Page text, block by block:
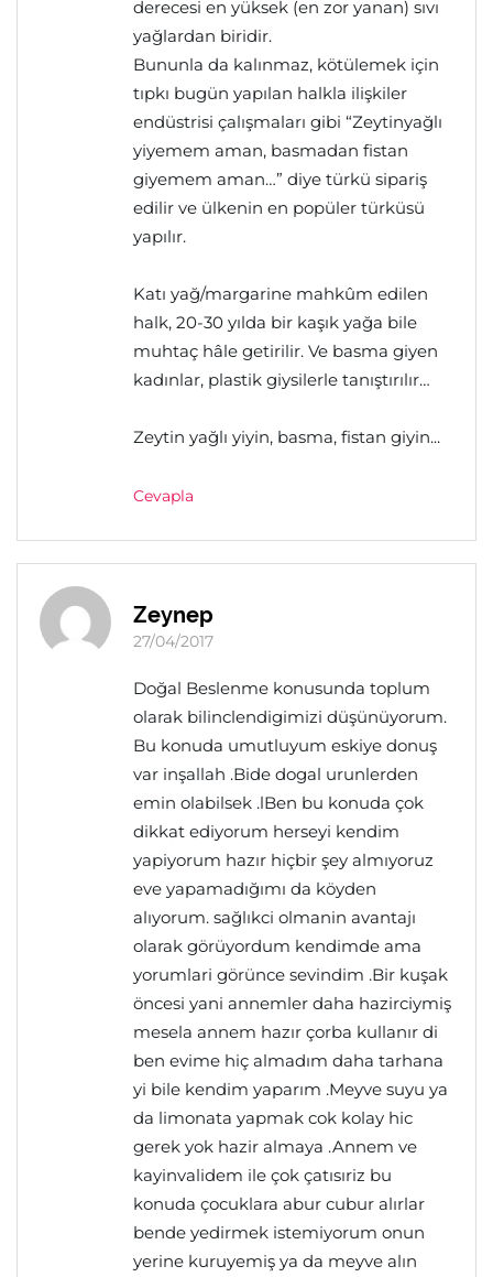
derecesi en yüksek (en zor yanan) sıvı
yağlardan biridir.
Bununla da kalınmaz, kötülemek için
tıpkı bugün yapılan halkla ilişkiler
endüstrisi çalışmaları gibi “Zeytinyağlı
yiyemem aman, basmadan fistan
giyemem aman…” diye türkü sipariş
edilir ve ülkenin en popüler türküsü
yapılır.
Katı yağ/margarine mahkûm edilen
halk, 20-30 yılda bir kaşık yağa bile
muhtaç hâle getirilir. Ve basma giyen
kadınlar, plastik giysilerle tanıştırılır…
Zeytin yağlı yiyin, basma, fistan giyin...
Cevapla
Zeynep
27/04/2017
Doğal Beslenme konusunda toplum
olarak bilinclendigimizi düşünüyorum.
Bu konuda umutluyum eskiye donuş
var inşallah .Bide dogal urunlerden
emin olabilsek .lBen bu konuda çok
dikkat ediyorum herseyi kendim
yapiyorum hazır hiçbir şey almıyoruz
eve yapamadığımı da köyden
alıyorum. sağlıkci olmanin avantajı
olarak görüyordum kendimde ama
yorumlari görünce sevindim .Bir kuşak
öncesi yani annemler daha hazirciymiş
mesela annem hazır çorba kullanır di
ben evime hiç almadım daha tarhana
yi bile kendim yaparım .Meyve suyu ya
da limonata yapmak cok kolay hic
gerek yok hazir almaya .Annem ve
kayinvalidem ile çok çatısıriz bu
konuda çocuklara abur cubur alırlar
bende yedirmek istemiyorum onun
yerine kuruyemiş ya da meyve alın